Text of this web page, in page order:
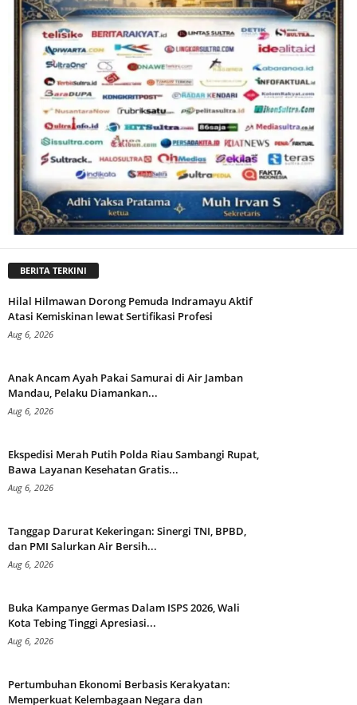
BERITA TERKINI
Hilal Hilmawan Dorong Pemuda Indramayu Aktif
Atasi Kemiskinan lewat Sertifikasi Profesi
Aug 6, 2026
Anak Ancam Ayah Pakai Samurai di Air Jamban
Mandau, Pelaku Diamankan...
Aug 6, 2026
Ekspedisi Merah Putih Polda Riau Sambangi Rupat,
Bawa Layanan Kesehatan Gratis...
Aug 6, 2026
Tanggap Darurat Kekeringan: Sinergi TNI, BPBD,
dan PMI Salurkan Air Bersih...
Aug 6, 2026
Buka Kampanye Germas Dalam ISPS 2026, Wali
Kota Tebing Tinggi Apresiasi...
Aug 6, 2026
Pertumbuhan Ekonomi Berbasis Kerakyatan:
Memperkuat Kelembagaan Negara dan